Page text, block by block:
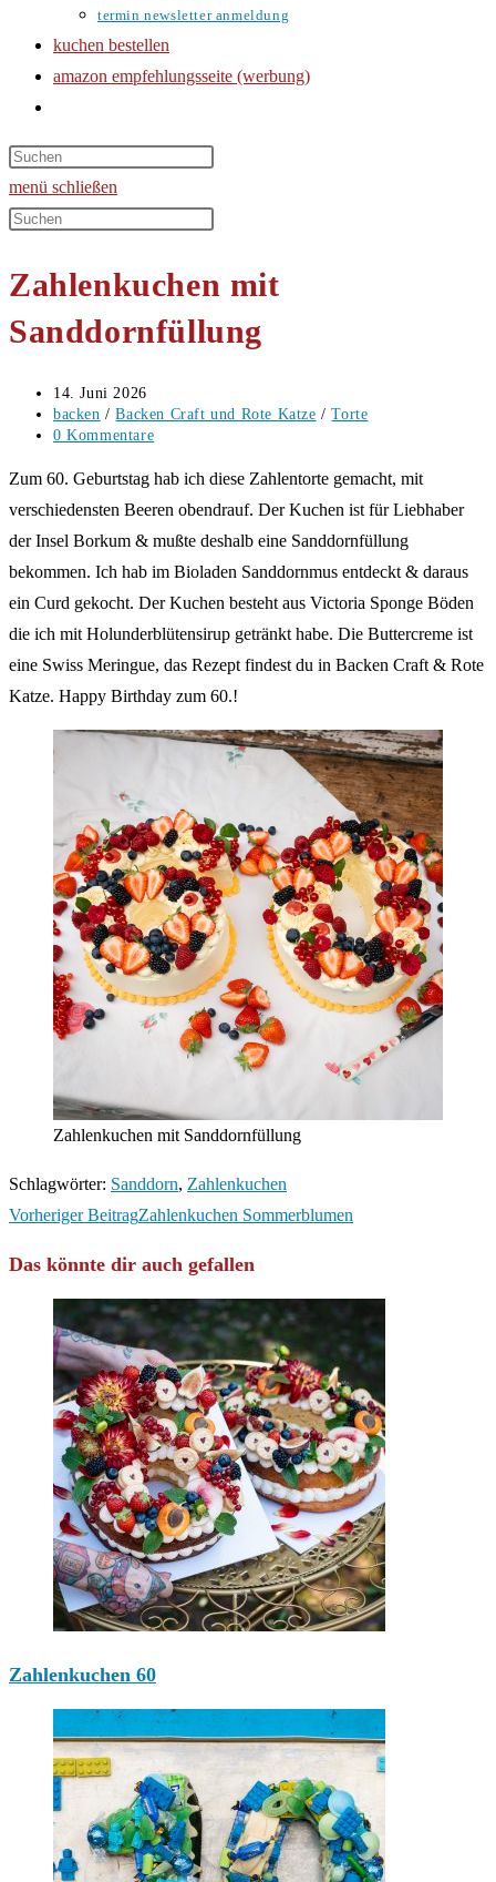
termin newsletter anmeldung
kuchen bestellen
amazon empfehlungsseite (werbung)
umschalten
menü schließen
Diese
durchsuchen
Zahlenkuchen mit
Sanddornfüllung
Beitrag
veröffentlicht:
14. Juni 2026
Beitrags-
Kategorie:
backen / Backen Craft und Rote Katze / Torte
Beitrags-
0 Kommentare
Zum 60. Geburtstag hab ich diese Zahlentorte gemacht, mit
verschiedensten Beeren obendrauf. Der Kuchen ist für Liebhaber
der Insel Borkum & mußte deshalb eine Sanddornfüllung
bekommen. Ich hab im Bioladen Sanddornmus entdeckt & daraus
ein Curd gekocht. Der Kuchen besteht aus Victoria Sponge Böden
die ich mit Holunderblütensirup getränkt habe. Die Buttercreme ist
eine Swiss Meringue, das Rezept findest du in Backen Craft & Rote
Katze. Happy Birthday zum 60.!
Zahlenkuchen mit Sanddornfüllung
Schlagwörter: Sanddorn, Zahlenkuchen
Weitere
ansehen
Vorheriger BeitragZahlenkuchen Sommerblumen
Das könnte dir auch gefallen
Zahlenkuchen 60